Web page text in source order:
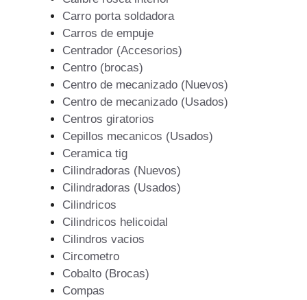
Carro porta soldadora
Carros de empuje
Centrador (Accesorios)
Centro (brocas)
Centro de mecanizado (Nuevos)
Centro de mecanizado (Usados)
Centros giratorios
Cepillos mecanicos (Usados)
Ceramica tig
Cilindradoras (Nuevos)
Cilindradoras (Usados)
Cilindricos
Cilindricos helicoidal
Cilindros vacios
Circometro
Cobalto (Brocas)
Compas